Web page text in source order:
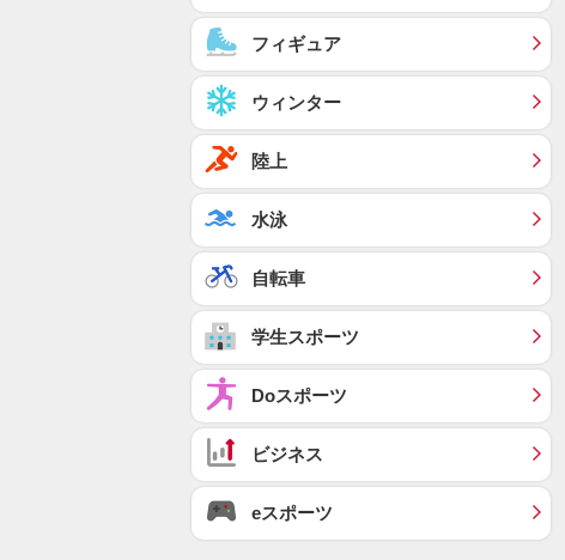
フィギュア
ウィンター
陸上
水泳
自転車
学生スポーツ
Doスポーツ
ビジネス
eスポーツ